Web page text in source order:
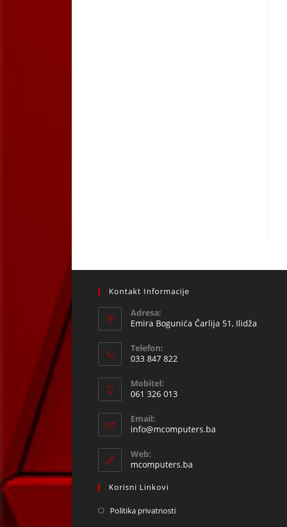
Kontakt Informacije
Adresa:
Emira Bogunića Čarlija 51, Ilidža
Telefon:
033 847 822
in
your
application
Mobitel:
061 326 013
in
your
application
Email:
info@mcomputers.ba
Web:
mcomputers.ba
Korisni Linkovi
Politika privatnosti